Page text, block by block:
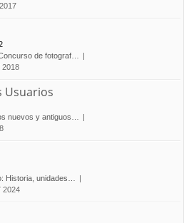
de fotograf…
2018
Usuarios
nuevos y antiguos…
Historia, unidades…
2024